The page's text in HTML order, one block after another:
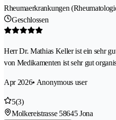
Rheumaerkrankungen
Geschlossen
Herr Dr. Mathias Keller ist ein sehr
von Medikamenten ist sehr gut
Apr 2026• Anonymous user
5(3)
Molkereistrasse 58645 Jona